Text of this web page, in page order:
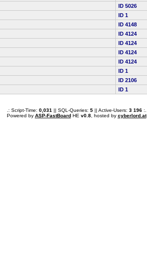
ID 5026
ID 1
ID 4148
ID 4124
ID 4124
ID 4124
ID 4124
ID 1
ID 2106
ID 1
.: Script-Time: 0,031 || SQL-Queries: 5|| Active-Users: 3 196:.
Powered by ASP-FastBoardHE v0.8, hosted by cyberlord.at